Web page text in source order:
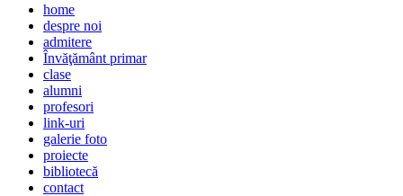
home
despre noi
admitere
Învăţământ primar
clase
alumni
profesori
link-uri
galerie foto
proiecte
bibliotecă
contact